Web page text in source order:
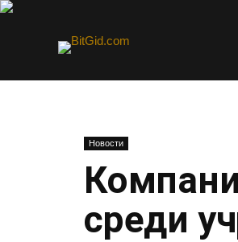
Новости
среди